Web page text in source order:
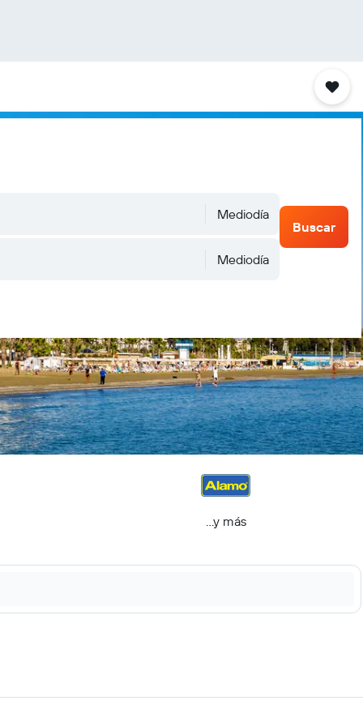
Mediodía
Mediodía
Buscar
...y más